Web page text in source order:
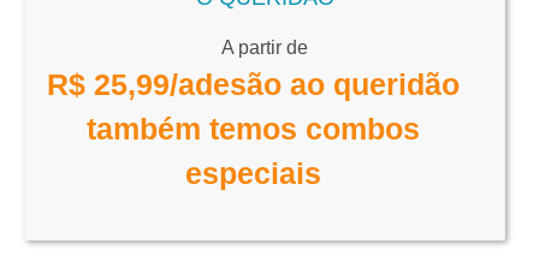
A partir de
R$ 25,99/adesão ao queridão
também temos combos
especiais